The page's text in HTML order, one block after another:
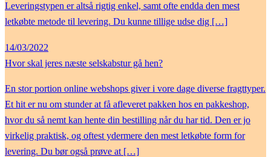
Leveringstypen er altså rigtig enkel, samt ofte endda den mest
letkøbte metode til levering. Du kunne tillige udse dig […]
14/03/2022
Hvor skal jeres næste selskabstur gå hen?
En stor portion online webshops giver i vore dage diverse fragttyper.
Et hit er nu om stunder at få afleveret pakken hos en pakkeshop,
hvor du så nemt kan hente din bestilling når du har tid. Den er jo
virkelig praktisk, og oftest ydermere den mest letkøbte form for
levering. Du bør også prøve at […]